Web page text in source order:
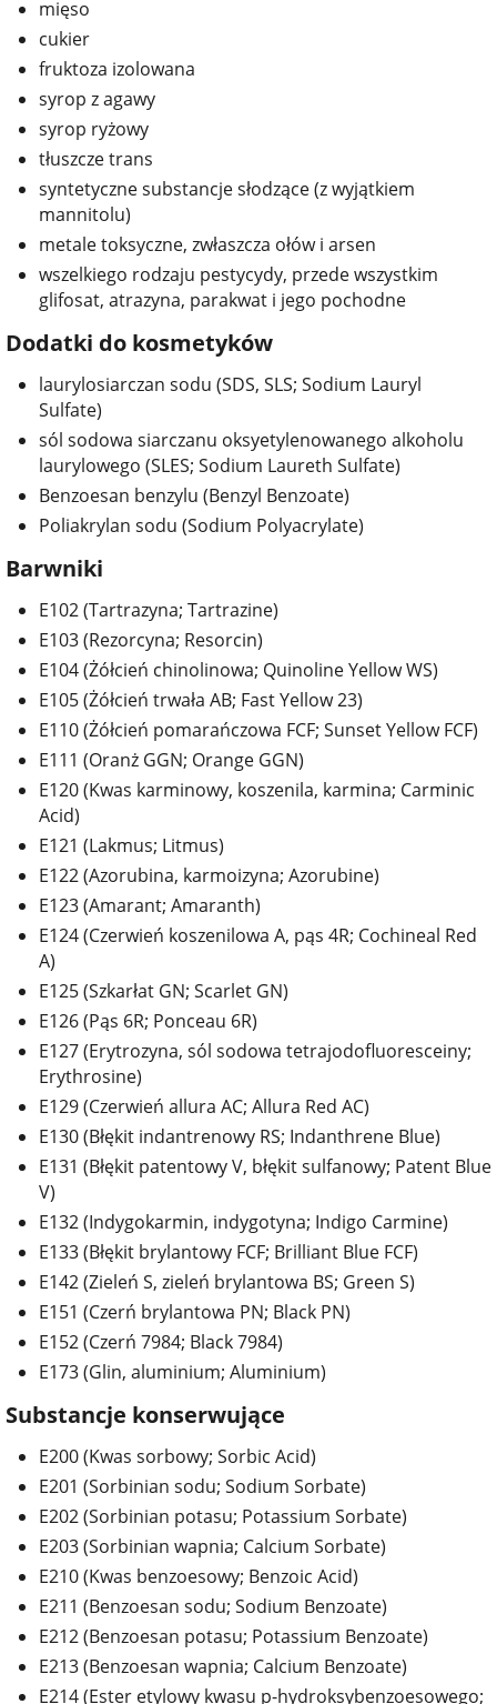
mięso
cukier
fruktoza izolowana
syrop z agawy
syrop ryżowy
tłuszcze trans
syntetyczne substancje słodzące (z wyjątkiem
mannitolu)
metale toksyczne, zwłaszcza ołów i arsen
wszelkiego rodzaju pestycydy, przede wszystkim
glifosat, atrazyna, parakwat i jego pochodne
Dodatki do kosmetyków
laurylosiarczan sodu (SDS, SLS; Sodium Lauryl
Sulfate)
sól sodowa siarczanu oksyetylenowanego alkoholu
laurylowego (SLES; Sodium Laureth Sulfate)
Benzoesan benzylu (Benzyl Benzoate)
Poliakrylan sodu (Sodium Polyacrylate)
Barwniki
E102 (Tartrazyna; Tartrazine)
E103 (Rezorcyna; Resorcin)
E104 (Żółcień chinolinowa; Quinoline Yellow WS)
E105 (Żółcień trwała AB; Fast Yellow 23)
E110 (Żółcień pomarańczowa FCF; Sunset Yellow FCF)
E111 (Oranż GGN; Orange GGN)
E120 (Kwas karminowy, koszenila, karmina; Carminic
Acid)
E121 (Lakmus; Litmus)
E122 (Azorubina, karmoizyna; Azorubine)
E123 (Amarant; Amaranth)
E124 (Czerwień koszenilowa A, pąs 4R; Cochineal Red
A)
E125 (Szkarłat GN; Scarlet GN)
E126 (Pąs 6R; Ponceau 6R)
E127 (Erytrozyna, sól sodowa tetrajodofluoresceiny;
Erythrosine)
E129 (Czerwień allura AC; Allura Red AC)
E130 (Błękit indantrenowy RS; Indanthrene Blue)
E131 (Błękit patentowy V, błękit sulfanowy; Patent Blue
V)
E132 (Indygokarmin, indygotyna; Indigo Carmine)
E133 (Błękit brylantowy FCF; Brilliant Blue FCF)
E142 (Zieleń S, zieleń brylantowa BS; Green S)
E151 (Czerń brylantowa PN; Black PN)
E152 (Czerń 7984; Black 7984)
E173 (Glin, aluminium; Aluminium)
Substancje konserwujące
E200 (Kwas sorbowy; Sorbic Acid)
E201 (Sorbinian sodu; Sodium Sorbate)
E202 (Sorbinian potasu; Potassium Sorbate)
E203 (Sorbinian wapnia; Calcium Sorbate)
E210 (Kwas benzoesowy; Benzoic Acid)
E211 (Benzoesan sodu; Sodium Benzoate)
E212 (Benzoesan potasu; Potassium Benzoate)
E213 (Benzoesan wapnia; Calcium Benzoate)
E214 (Ester etylowy kwasu p-hydroksybenzoesowego;